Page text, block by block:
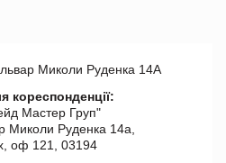
Миколи Руденка 14А
кореспонденції:
Мастер Груп"
Миколи Руденка 14а,
оф 121, 03194